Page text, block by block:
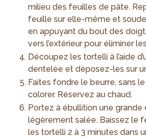
milieu des feuilles de pâte.
feuille sur elle-même et
en appuyant du bout des
vers l’extérieur pour éliminer
Découpez les tortelli à l’aide
dentelée et déposez-les sur
Faites fondre le beurre, sans
colorer. Réservez au chaud.
Portez à ébullition une grande
légèrement salée. Baissez le
les tortelli 2 à 3 minutes dans